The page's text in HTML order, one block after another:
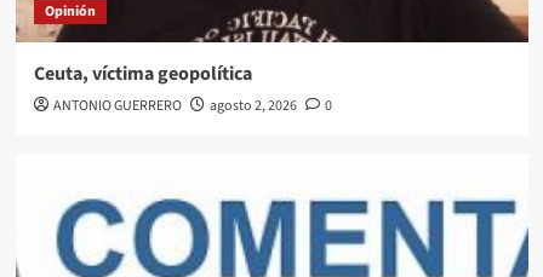
Opinión
Ceuta, víctima geopolítica
ANTONIO GUERRERO agosto 2, 2026 0